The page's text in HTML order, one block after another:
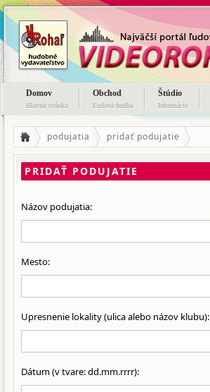
Domov
Hlavná stránka
Obchod
Ľudová hudba
Štúdio
Informácie
podujatia pridať podujatie
PRIDAŤ PODUJATIE
Názov podujatia:
Mesto:
Upresnenie lokality (ulica alebo názov klubu):
Dátum (v tvare: dd.mm.rrrr):